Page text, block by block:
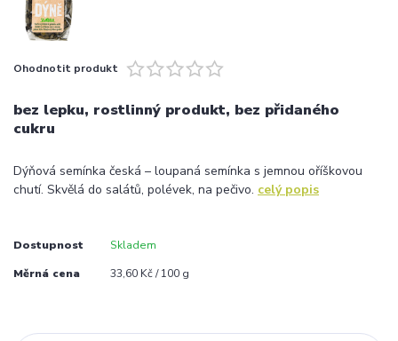
Ohodnotit produkt
bez lepku, rostlinný produkt, bez přidaného
cukru
Dýňová semínka česká – loupaná semínka s jemnou oříškovou
chutí. Skvělá do salátů, polévek, na pečivo. celý popis
Dostupnost Skladem
Měrná cena 33,60 Kč / 100 g